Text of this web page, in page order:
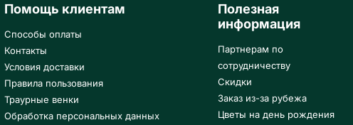
Помощь клиентам
Способы оплаты
Контакты
Условия доставки
Правила пользования
Траурные венки
Обработка персональных данных
Полезная
информация
Партнерам по
сотрудничеству
Скидки
Заказ из-за рубежа
Цветы на день рождения